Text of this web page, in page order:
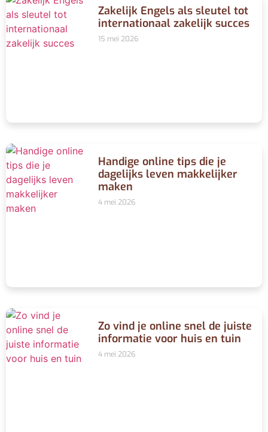
Zakelijk Engels als sleutel tot
internationaal zakelijk succes
15 mei 2026
Handige online tips die je
dagelijks leven makkelijker
maken
4 mei 2026
Zo vind je online snel de juiste
informatie voor huis en tuin
4 mei 2026